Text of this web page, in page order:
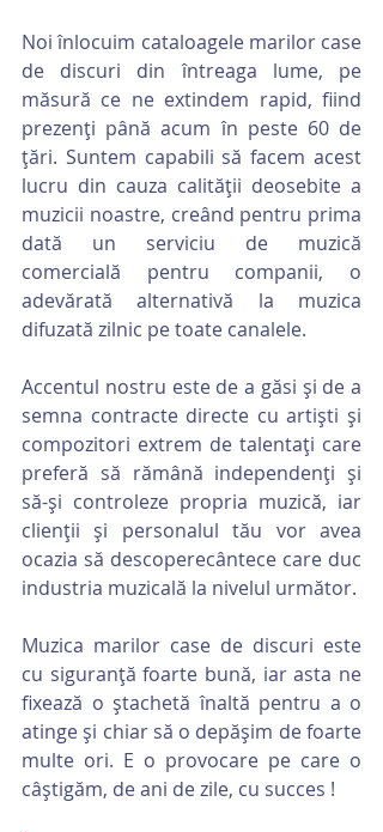
Noi înlocuim cataloagele marilor case
de discuri din întreaga lume, pe
măsură ce ne extindem rapid, fiind
prezenți până acum în peste 60 de
țări. Suntem capabili să facem acest
lucru din cauza calității deosebite a
muzicii noastre, creând pentru prima
dată un serviciu de muzică
comercială pentru companii, o
adevărată alternativă la muzica
difuzată zilnic pe toate canalele.
Accentul nostru este de a găsi și de a
semna contracte directe cu artiști și
compozitori extrem de talentați care
preferă să rămână independenți și
să-și controleze propria muzică, iar
clienții și personalul tău vor avea
ocazia să descoperecântece care duc
industria muzicală la nivelul următor.
Muzica marilor case de discuri este
cu siguranță foarte bună, iar asta ne
fixează o ștachetă înaltă pentru a o
atinge și chiar să o depășim de foarte
multe ori. E o provocare pe care o
câștigăm, de ani de zile, cu succes !